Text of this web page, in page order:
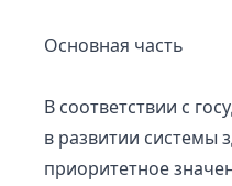
Основная часть
В соответствии с
в развитии системы
приоритетное